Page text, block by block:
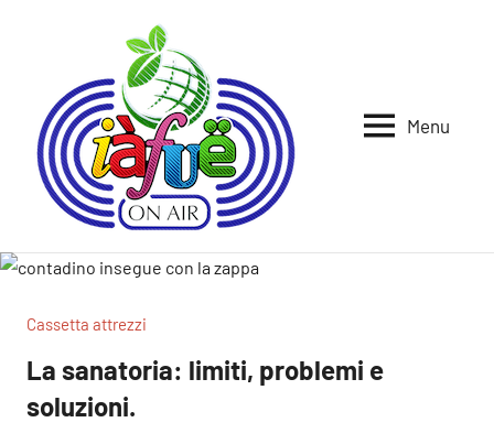
Iafue
Menu
Cassetta attrezzi
La sanatoria: limiti, problemi e
soluzioni.